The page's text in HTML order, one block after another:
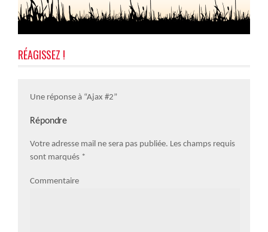
RÉAGISSEZ !
Une réponse à “Ajax #2”
Répondre
Votre adresse mail ne sera pas publiée. Les champs requis
sont marqués *
Commentaire